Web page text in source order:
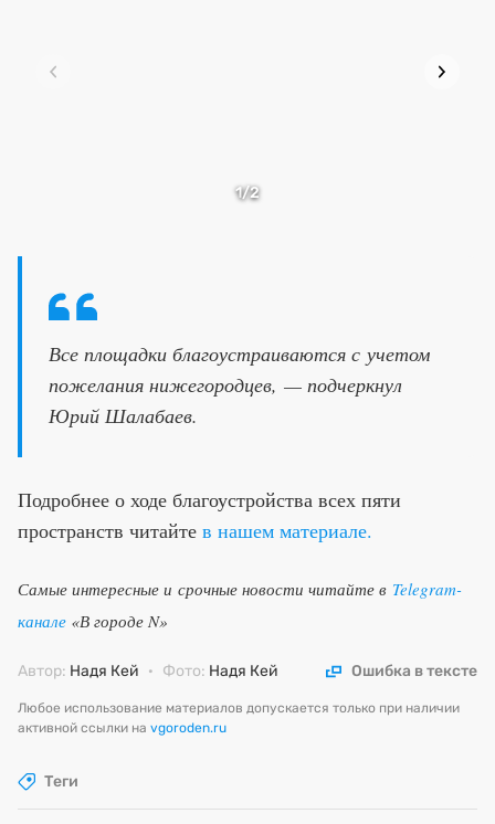
1/2
Все площадки благоустраиваются с учетом
пожелания нижегородцев, — подчеркнул
Юрий Шалабаев.
Подробнее о ходе благоустройства всех пяти
пространств читайте в нашем материале.
Самые интересные и срочные новости читайте в Telegram-
канале «В городе N»
Автор: Надя Кей · Фото: Надя Кей Ошибка в тексте
Любое использование материалов допускается только при наличии
активной ссылки на vgoroden.ru
Теги